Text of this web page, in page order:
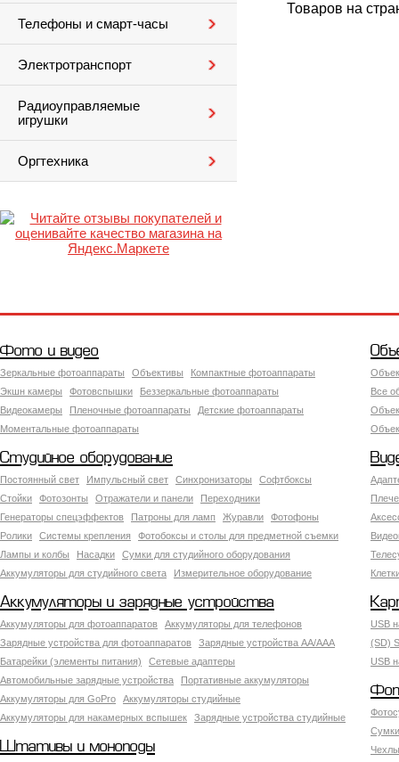
Телефоны и смарт-часы
Электротранспорт
Радиоуправляемые
игрушки
Оргтехника
Товаров на
Фото и видео
Зеркальные фотоаппараты Объективы
Компактные фотоаппараты
Экшн камеры
Фотовспышки
Беззеркальные фотоаппараты
Видеокамеры
Пленочные фотоаппараты
Детские фотоаппараты
Моментальные фотоаппараты
Все
Студийное оборудование
Постоянный свет Импульсный свет Синхронизаторы
Софтбоксы
Стойки
Фотозонты Отражатели и панели
Переходники
Генераторы спецэффектов
Патроны для ламп Журавли
Фотофоны
Ролики
Системы крепления
Фотобоксы и столы для предметной съемки
Лампы и колбы
Насадки
Сумки для студийного оборудования
Аккумуляторы для студийного света
Измерительное оборудование
Аккумуляторы и зарядные устройства
Аккумуляторы для фотоаппаратов
Аккумуляторы для телефонов
Зарядные устройства для фотоаппаратов
Зарядные устройства AA/AAA
Батарейки (элементы питания)
Сетевые адаптеры
Автомобильные зарядные устройства
Портативные аккумуляторы
Аккумуляторы для GoPro
Аккумуляторы студийные
Аккумуляторы для накамерных вспышек
Зарядные устройства студийные
USB
(SD)
USB
Штативы и моноподы